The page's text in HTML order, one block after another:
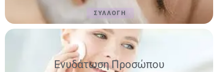
ΣΥΛΛΟΓΗ
Ενυδάτωση Προσώπου